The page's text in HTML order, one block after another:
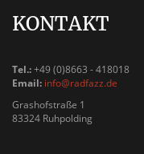
KONTAKT
Tel.:+49 (0)8663 - 418018
Email: info@radfazz.de
Grashofstraße 1
83324 Ruhpolding